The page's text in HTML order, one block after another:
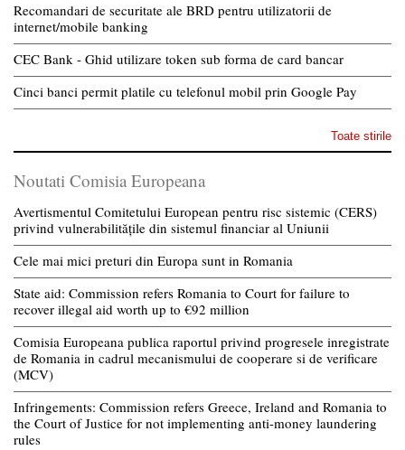
Recomandari de securitate ale BRD pentru utilizatorii de
internet/mobile banking
CEC Bank - Ghid utilizare token sub forma de card bancar
Cinci banci permit platile cu telefonul mobil prin Google Pay
Toate stirile
Noutati Comisia Europeana
Avertismentul Comitetului European pentru risc sistemic (CERS)
privind vulnerabilitățile din sistemul financiar al Uniunii
Cele mai mici preturi din Europa sunt in Romania
State aid: Commission refers Romania to Court for failure to
recover illegal aid worth up to €92 million
Comisia Europeana publica raportul privind progresele inregistrate
de Romania in cadrul mecanismului de cooperare si de verificare
(MCV)
Infringements: Commission refers Greece, Ireland and Romania to
the Court of Justice for not implementing anti-money laundering
rules